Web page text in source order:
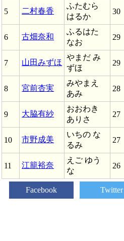
5 二村春香
ふたむら
はるか
30
6 古畑奈和
ふるはた
なお
29
7 山田みずほ
やまだ み
ずほ
29
8 宮前杏実
みやまえ
あみ
28
9 大脇有紗
おおわき
ありさ
27
10 市野成美
いちの な
るみ
27
11 江籠裕奈
えご ゆう
な
26
Facebook Twitter